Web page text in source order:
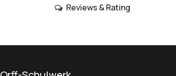
Reviews & Rating